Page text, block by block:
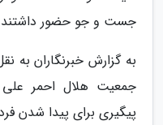
جست و جو حضور
به گزارش خبرنگاران به
جمعیت هلال احمر علی
پیگیری برای پیدا شدن